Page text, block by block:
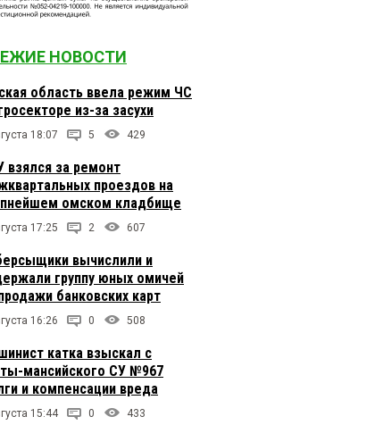
НОВОСТИ
область ввела режим ЧС
из-за засухи
18:07 5 429
взялся за ремонт
проездов на
омском кладбище
17:25 2 607
вычислили и
группу юных омичей
банковских карт
16:26 0 508
катка взыскал с
мансийского СУ №967
и компенсации вреда
15:44 0 433